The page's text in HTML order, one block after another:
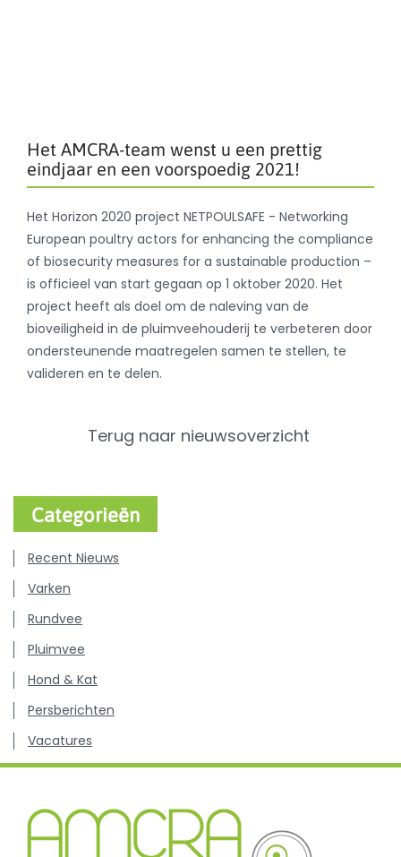
Het AMCRA-team wenst u een prettig
eindjaar en een voorspoedig 2021!
Het Horizon 2020 project NETPOULSAFE - Networking
European poultry actors for enhancing the compliance
of biosecurity measures for a sustainable production –
is officieel van start gegaan op 1 oktober 2020. Het
project heeft als doel om de naleving van de
bioveiligheid in de pluimveehouderij te verbeteren door
ondersteunende maatregelen samen te stellen, te
valideren en te delen.
Terug naar nieuwsoverzicht
Categorieën
Recent Nieuws
Varken
Rundvee
Pluimvee
Hond & Kat
Persberichten
Vacatures